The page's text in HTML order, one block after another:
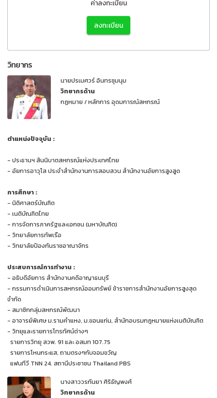
ค่าลงทะเบียน
ลงทะเบียน
วิทยากร
นายปรเมศวร์ อินทรชุมนุม
วิทยากรด้าน
กฏหมาย / หลักการ อุดมการณ์สหกรณ์
ตำแหน่งปัจจุบัน :
- ประธานฯ สันนิบาตสหกรณ์แห่งประเทศไทย
- อัยการอาวุโส ประจำสำนักงานการสอบสวน สำนักงานอัยการสูงสูด
การศึกษา :
- นิติศาสตร์บัณฑิต
- เนติบัณฑิตไทย
- การจัดการภาครัฐและเอกชน (มหาบัณฑิต)
- วิทยาลัยการทัพเรือ
- วิทยาลัยป้องกันราชอาณาจักร
ประสบการณ์การทำงาน :
- อธิบดีอัยการ สำนักงานคดีอาญาธนบุรี
- กรรมการดำเนินการสหกรณ์ออมทรัพย์ ข้าราชการสำนักงานอัยการสูงสุด
จำกัด
- สมาชิกกลุ่มสหกรณ์พัฒนา
- อาจารย์พิเศษ ม.รามคำแหง, ม.ขอนแก่น, สำนักอบรมกฎหมายแห่งเนติบัณฑิต
- วิทยุและรายการโทรทัศน์ต่างๆ
รายการวิทยุ สวพ. 91 และ อสมท 107.75
รายการโหนกระแส, ถามตรงๆกับจอมขวัญ
แฟนทีวี TNN 24. สถานีประชาชน Thailand PBS
นางสาววรกันยา ศิริธัญพงศ์
วิทยากรด้าน